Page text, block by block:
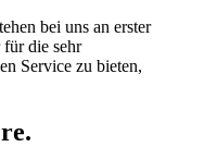
bei uns an erster
die sehr
Service zu bieten,